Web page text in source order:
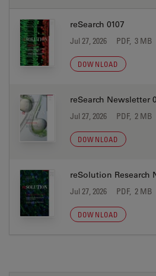
reSearch 0107
Jul 27, 2026 PDF, 3 MB
DOWNLOAD
reSearch Newsletter
Jul 27, 2026 PDF, 2 MB
DOWNLOAD
reSolution Research
Jul 27, 2026 PDF, 2 MB
DOWNLOAD